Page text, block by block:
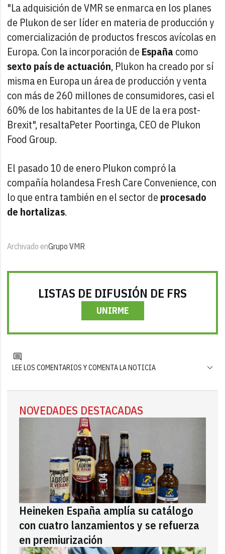
"La adquisición de VMR se enmarca en los planes
de Plukon de ser líder en materia de producción y
comercialización de productos frescos avícolas en
Europa. Con la incorporación de España como
sexto país de actuación, Plukon ha creado por sí
misma en Europa un área de producción y venta
con más de 260 millones de consumidores, casi el
60% de los habitantes de la UE de la era post-
Brexit", resaltaPeter Poortinga, CEO de Plukon
Food Group.
El pasado 10 de enero Plukon compró la
compañía holandesa Fresh Care Convenience, con
lo que entra también en el sector de procesado
de hortalizas.
Archivado enGrupo VMR
LISTAS DE DIFUSIÓN DE FRS
UNIRME
LEE LOS COMENTARIOS Y COMENTA LA NOTICIA
NOVEDADES DESTACADAS
Heineken España amplía su catálogo
con cuatro lanzamientos y se refuerza
en premiurización